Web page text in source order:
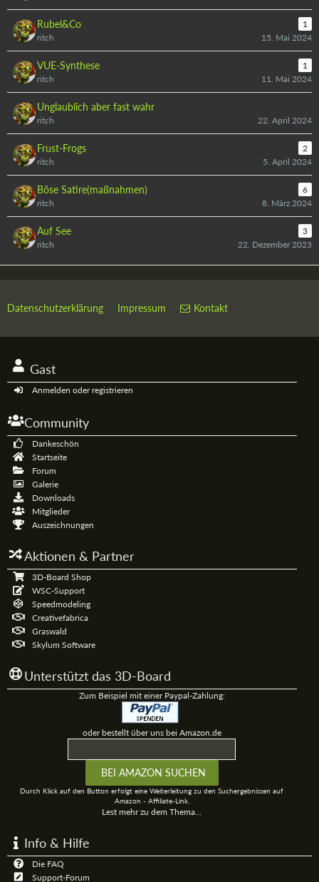
Rubel&Co
1
ritch
15. Mai 2024
VUE-Synthese
1
ritch
11. Mai 2024
Unglaublich aber fast wahr
ritch 22. April 2024
Frust-Frogs
2
ritch
5. April 2024
Böse Satire(maßnahmen)
6
ritch
8. März 2024
Auf See
3
ritch
22. Dezember 2023
Datenschutzerklärung Impressum Kontakt
Gast
Anmelden oder registrieren
Community
Dankeschön
Startseite
Forum
Galerie
Downloads
Mitglieder
Auszeichnungen
Aktionen & Partner
3D-Board Shop
WSC-Support
Speedmodeling
Creativefabrica
Graswald
Skylum Software
Unterstützt das 3D-Board
Zum Beispiel mit einer Paypal-Zahlung:
oder bestellt über uns bei Amazon.de
Durch Klick auf den Button erfolgt eine Weiterleitung zu den Suchergebnissen auf
Amazon - Affiliate-Link.
Lest mehr zu dem Thema...
Info & Hilfe
Die FAQ
Support-Forum